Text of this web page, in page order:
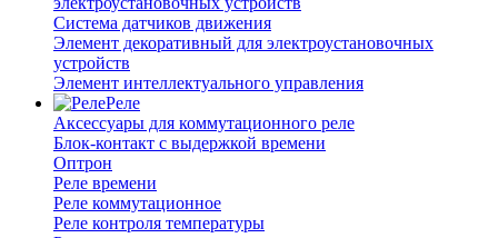
Система датчиков движения
Элемент декоративный для электроустановочных
устройств
Элемент интеллектуального управления
Реле
Аксессуары для коммутационного реле
Блок-контакт с выдержкой времени
Оптрон
Реле времени
Реле коммутационное
Реле контроля температуры